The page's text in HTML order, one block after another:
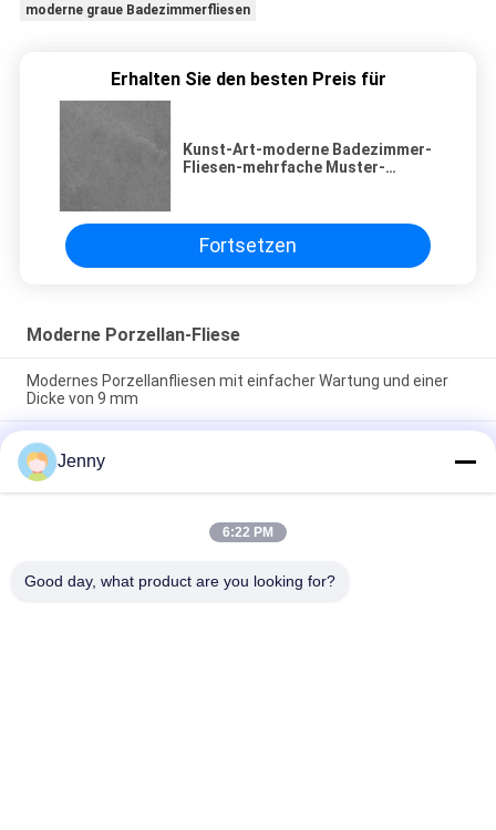
moderne graue Badezimmerfliesen
Erhalten Sie den besten Preis für
Kunst-Art-moderne Badezimmer-
Fliesen-mehrfache Muster-
Fortsetzen
Moderne Porzellan-Fliese
Modernes Porzellanfliesen mit einfacher Wartung und einer
Dicke von 9 mm
Pflegeleichte moderne Feinsteinzeug-Bodenfliese mit glatter
Textur, die eine elegante Oberfläche bietet, die resistent
gegen Flecken und täglichen Verschleiß ist
Schwimmende Installation Moderne Porzellanfliesen
Innenraum 9 mm Dicke Perfekte Wahl Langlebige Oberfläche
Jenny
6:22 PM
Good day, what product are you looking for?